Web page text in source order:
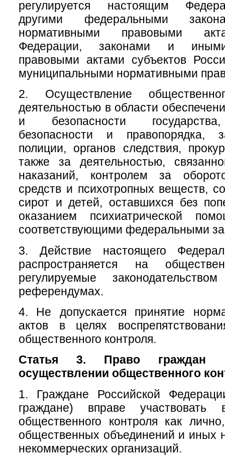
регулируется настоящим
другими федеральными
нормативными правовыми
Федерации, законами и
правовыми актами субъектов
муниципальными нормативными
2. Осуществление
деятельностью в области
и безопасности
безопасности и правопорядка,
полиции, органов следствия,
также за деятельностью,
наказаний, контролем за
средств и психотропных веществ,
сирот и детей, оставшихся без
оказанием психиатрической
соответствующими федеральными
3. Действие настоящего
распространяется на
регулируемые
референдумах.
4. Не допускается принятие
актов в целях
общественного контроля.
Статья 3. Право граждан
осуществлении общественного
1. Граждане Российской
граждане) вправе участвовать
общественного контроля как
общественных объединений и иных
некоммерческих организаций.